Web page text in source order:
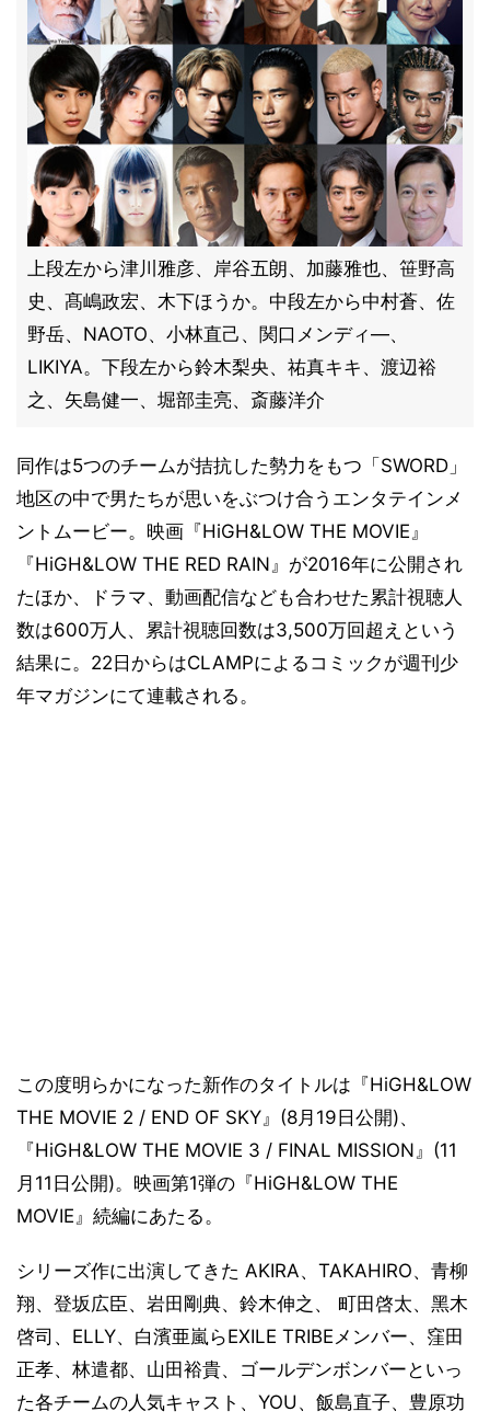
上段左から津川雅彦、岸谷五朗、加藤雅也、笹野高
史、髙嶋政宏、木下ほうか。中段左から中村蒼、佐
野岳、NAOTO、小林直己、関口メンディ―、
LIKIYA。下段左から鈴木梨央、祐真キキ、渡辺裕
之、矢島健一、堀部圭亮、斎藤洋介
同作は5つのチームが拮抗した勢力をもつ「SWORD」
地区の中で男たちが思いをぶつけ合うエンタテインメ
ントムービー。映画『HiGH&LOW THE MOVIE』
『HiGH&LOW THE RED RAIN』が2016年に公開され
たほか、ドラマ、動画配信なども合わせた累計視聴人
数は600万人、累計視聴回数は3,500万回超えという
結果に。22日からはCLAMPによるコミックが週刊少
年マガジンにて連載される。
この度明らかになった新作のタイトルは『HiGH&LOW
THE MOVIE 2 / END OF SKY』(8月19日公開)、
『HiGH&LOW THE MOVIE 3 / FINAL MISSION』(11
月11日公開)。映画第1弾の『HiGH&LOW THE
MOVIE』続編にあたる。
シリーズ作に出演してきた AKIRA、TAKAHIRO、⻘柳
翔、登坂広臣、岩田剛典、鈴木伸之、 町田啓太、黑木
啓司、ELLY、白濱亜嵐らEXILE TRIBEメンバー、窪田
正孝、林遣都、山田裕貴、ゴールデンボンバーといっ
た各チームの人気キャスト、YOU、飯島直子、豊原功